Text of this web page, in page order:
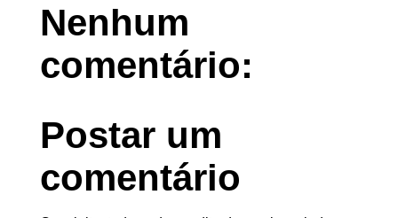
Nenhum
comentário:
Postar um
comentário